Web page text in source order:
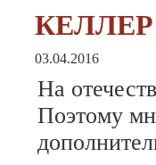
КЕЛЛЕР
03.04.2016
На
Поэтому